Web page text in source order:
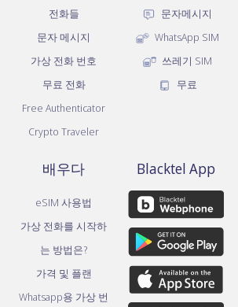
전화들
문자 메시지
가상 전화 번호
무료 전화
Free Authenticator
Crypto Traveler
문자메시지
WhatsApp SIM
쓰레기 SIM
무료
배우다
eSIM 사용법
가상 전화를 시작하
는 방법은?
가격 및 플랜
Whatsapp용 가상 번
Blacktel App